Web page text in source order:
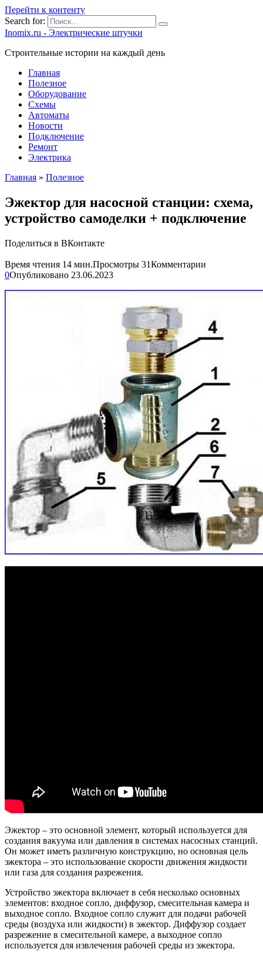
Перейти к контенту
Search for:
Inomix.ru - Электрические штучки
Cтроительные истории на каждый день
Главная
Полезное
Оборудование
Схемы
Автоматы
Новости
Подключение
Ремонт
Электрика
Главная » Полезное
Эжектор для насосной станции: схема,
устройство самоделки + подключение
Поделиться в ВКонтакте
Время чтения 14 мин.Просмотры 31Комментарии
0Опубликовано 23.06.2023
Эжектор – это основной элемент, который используется для
создания вакуума или давления в системах насосных станций.
Он может иметь различную конструкцию, но основная цель
эжектора – это использование скорости движения жидкости
или газа для создания разрежения.
Устройство эжектора включает в себя несколько основных
элементов: входное сопло, диффузор, смесительная камера и
выходное сопло. Входное сопло служит для подачи рабочей
среды (воздуха или жидкости) в эжектор. Диффузор создает
разрежение в смесительной камере, а выходное сопло
используется для извлечения рабочей среды из эжектора.